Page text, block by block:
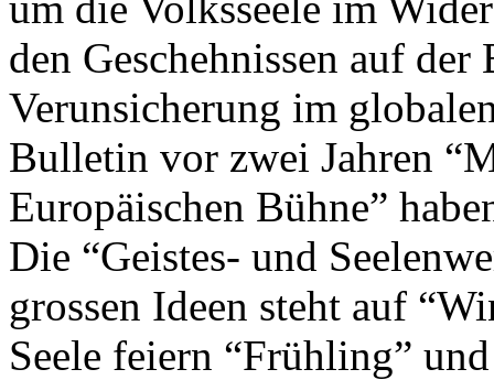
den Geschehnissen auf
Verunsicherung im
Bulletin vor zwei Jahren
Europäischen Bühne”
Die “Geistes- und
grossen Ideen steht auf
Seele feiern “Frühling”